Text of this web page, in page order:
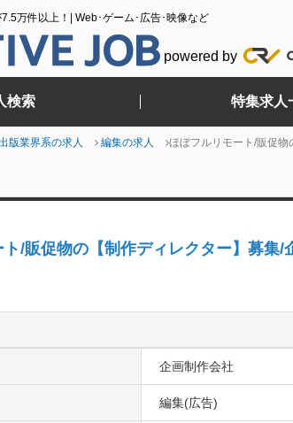
万件以上！| Web･ゲーム･広告･映像など
powered by
検索 特集求人
版業界系の求人 編集の求人 ほぼフルリモート/販促物
/販促物の【制作ディレクター】募集/
企画制作会社
編集(広告)